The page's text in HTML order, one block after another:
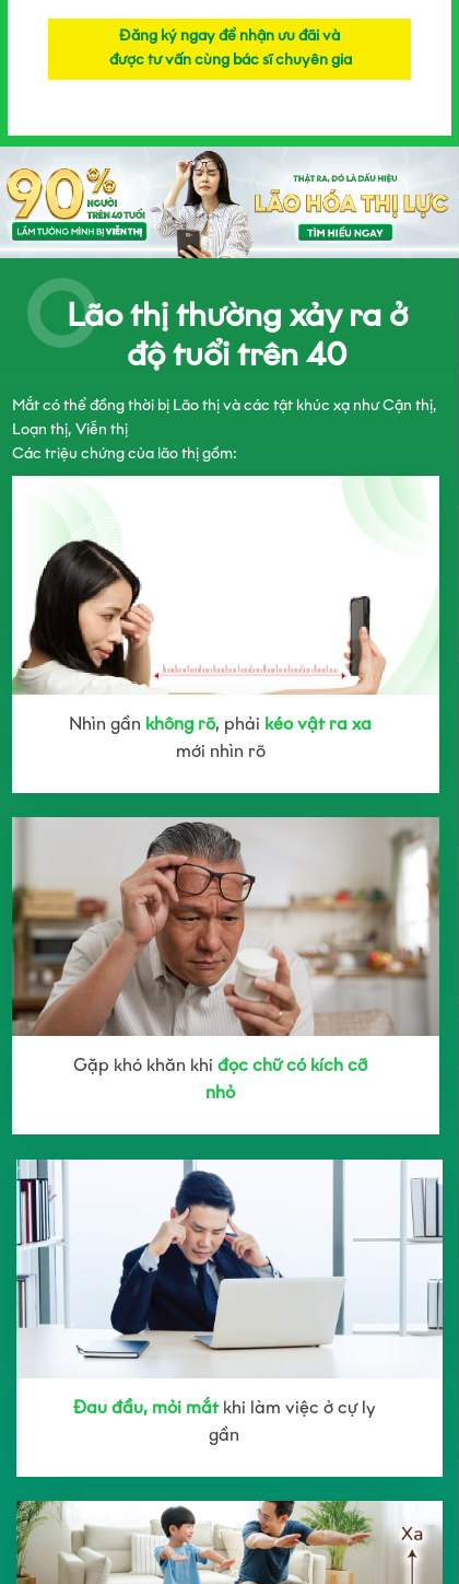
Đăng ký ngay để nhận ưu đãi và
được tư vấn cùng bác sĩ chuyên gia
Lão thị thường xảy ra ở
độ tuổi trên 40
Mắt có thể đồng thời bị Lão thị và các tật khúc xạ như Cận thị,
Loạn thị, Viễn thị
Các triệu chứng của lão thị gồm:
Nhìn gần không rõ, phải kéo vật ra xa
mới nhìn rõ
Gặp khó khăn khiđọc chữ có kích cỡ
nhỏ
Đau đầu, mỏi mắtkhi làm việc ở cự ly
gần